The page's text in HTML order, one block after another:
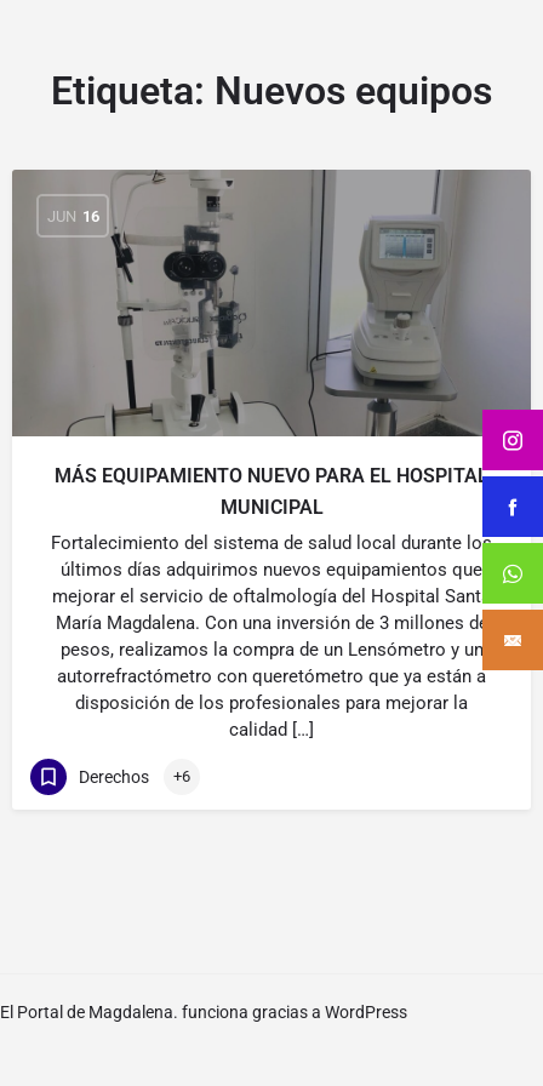
Etiqueta: Nuevos equipos
JUN 16
MÁS EQUIPAMIENTO NUEVO PARA EL HOSPITAL
MUNICIPAL
Fortalecimiento del sistema de salud local durante los
últimos días adquirimos nuevos equipamientos que
mejorar el servicio de oftalmología del Hospital Santa
María Magdalena. Con una inversión de 3 millones de
pesos, realizamos la compra de un Lensómetro y un
autorrefractómetro con queretómetro que ya están a
disposición de los profesionales para mejorar la
calidad […]
Derechos +6
El Portal de Magdalena. funciona gracias a WordPress